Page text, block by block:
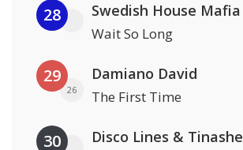
28 Swedish House Mafia
Wait So Long
29
26
Damiano David
The First Time
30 Disco Lines & Tinashe